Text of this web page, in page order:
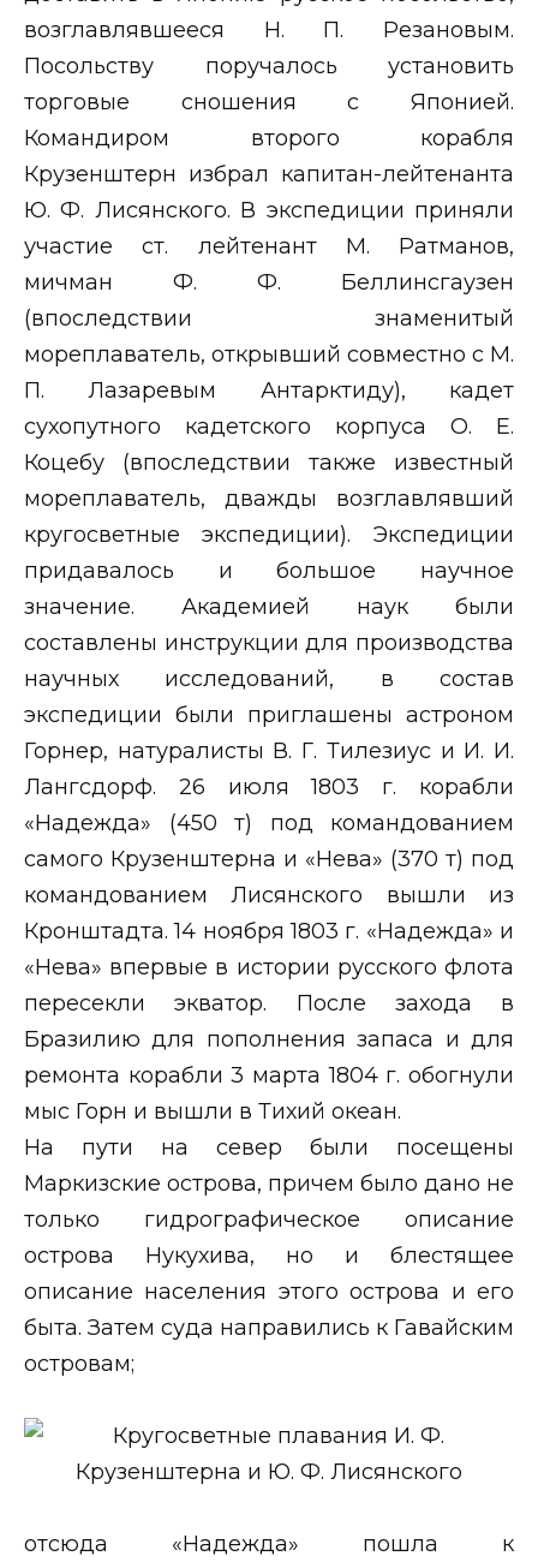
возглавлявшееся Н. П. Резановым.
Посольству поручалось установить
торговые сношения с Японией.
Командиром второго корабля
Крузенштерн избрал капитан-лейтенанта
Ю. Ф. Лисянского. В экспедиции приняли
участие ст. лейтенант М. Ратманов,
мичман Ф. Ф. Беллинсгаузен
(впоследствии знаменитый
мореплаватель, открывший совместно с М.
П. Лазаревым Антарктиду), кадет
сухопутного кадетского корпуса О. Е.
Коцебу (впоследствии также известный
мореплаватель, дважды возглавлявший
кругосветные экспедиции). Экспедиции
придавалось и большое научное
значение. Академией наук были
составлены инструкции для производства
научных исследований, в состав
экспедиции были приглашены астроном
Горнер, натуралисты В. Г. Тилезиус и И. И.
Лангсдорф. 26 июля 1803 г. корабли
«Надежда» (450 т) под командованием
самого Крузенштерна и «Нева» (370 т) под
командованием Лисянского вышли из
Кронштадта. 14 ноября 1803 г. «Надежда» и
«Нева» впервые в истории русского флота
пересекли экватор. После захода в
Бразилию для пополнения запаса и для
ремонта корабли 3 марта 1804 г. обогнули
мыс Горн и вышли в Тихий океан.
На пути на север были посещены
Маркизские острова, причем было дано не
только гидрографическое описание
острова Нукухива, но и блестящее
описание населения этого острова и его
быта. Затем суда направились к Гавайским
островам;
отсюда «Надежда» пошла к